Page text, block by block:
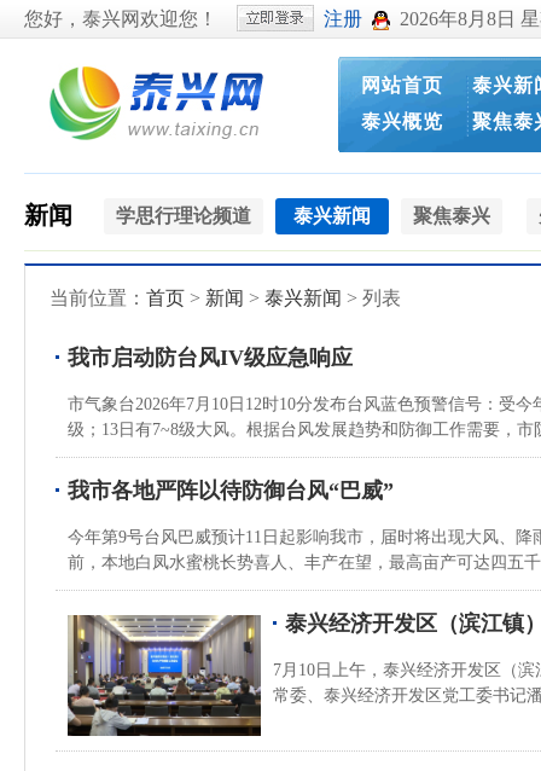
您好，泰兴网欢迎您！ 注册 2026年8月8日
网站首页
泰兴概览
泰兴新
聚焦泰
新闻 学思行理论频道 泰兴新闻 聚焦泰兴
当前位置： 首页 > 新闻 > 泰兴新闻 > 列表
我市启动防台风IV级应急响应
市气象台2026年7月10日12时10分发布台风蓝色预警信号：受
级；13日有7~8级大风。根据台风发展趋势和防御工作需要，
我市各地严阵以待防御台风“巴威”
今年第9号台风巴威预计11日起影响我市，届时将出现大风、
前，本地白凤水蜜桃长势喜人、丰产在望，最高亩产可达四五
泰兴经济开发区（滨江镇
7月10日上午，泰兴经济开发区（
常委、泰兴经济开发区党工委书记